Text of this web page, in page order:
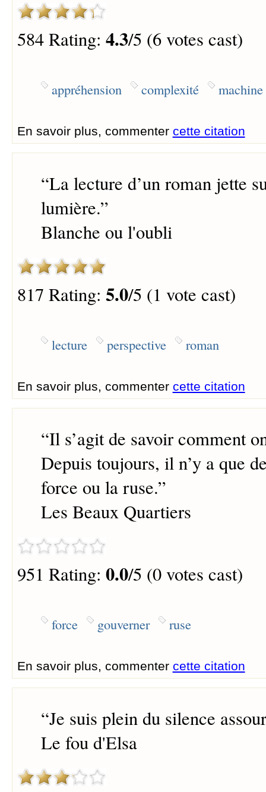
584 Rating: 4.3/5 (6 votes cast)
appréhension complexité machine
En savoir plus, commenter cette citation
“La lecture d’un roman jette
lumière.”
Blanche ou l'oubli
817 Rating: 5.0/5 (1 vote cast)
lecture perspective roman
En savoir plus, commenter cette citation
“Il s’agit de savoir comment
Depuis toujours, il n’y a que
force ou la ruse.”
Les Beaux Quartiers
951 Rating: 0.0/5 (0 votes cast)
force gouverner ruse
En savoir plus, commenter cette citation
“Je suis plein du silence
Le fou d'Elsa